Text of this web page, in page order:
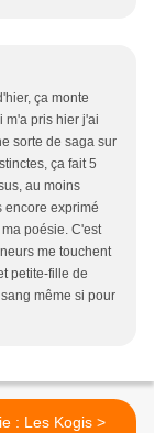
ça monte
m'a pris hier j'ai
sorte de saga sur
ça fait 5
au moins
encore exprimé
poésie. C'est
me touchent
petite-fille de
même si pour
Colombie : Les Kogis >